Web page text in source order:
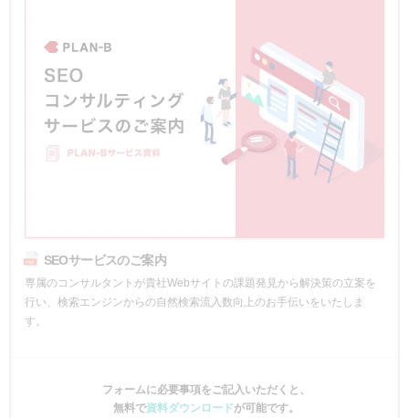
SEOサービスのご案内
専属のコンサルタントが貴社Webサイトの課題発見から解決策の立案を
行い、検索エンジンからの自然検索流入数向上のお手伝いをいたしま
す。
フォームに必要事項をご記入いただくと、
無料で資料ダウンロードが可能です。